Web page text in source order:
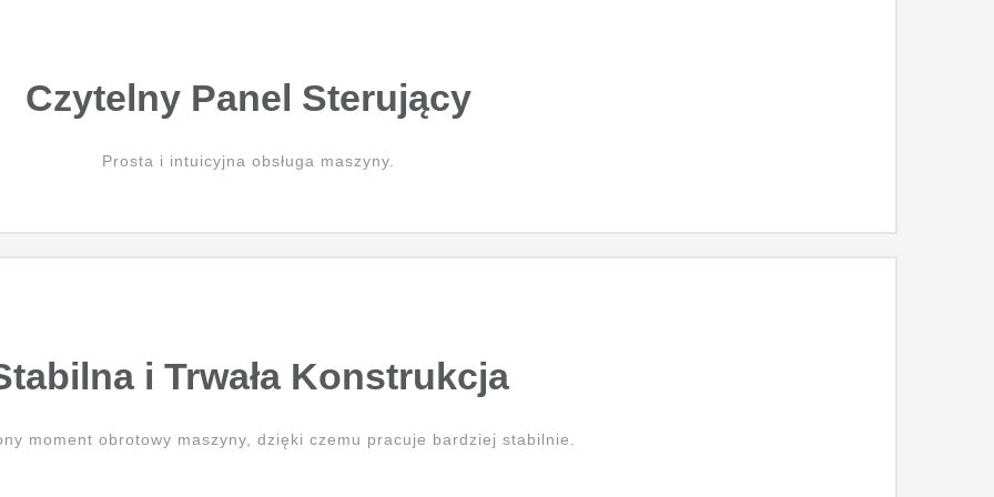
Czytelny Panel Sterujący
Prosta i intuicyjna obsługa maszyny.
i Trwała Konstrukcja
moment obrotowy maszyny, dzięki czemu pracuje bardziej stabilnie.